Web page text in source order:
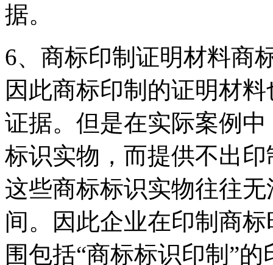
据。
6、商标印制证明材料商
因此商标印制的证明材
证据。但是在实际案例
标识实物，而提供不出
这些商标标识实物往往
间。因此企业在印制商
围包括“商标标识印制”